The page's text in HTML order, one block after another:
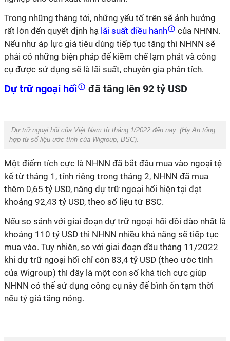
Trong những tháng tới, những yếu tố trên sẽ ảnh hưởng
rất lớn đến quyết định hạ lãi suất điều hành
của NHNN.
Nếu như áp lực giá tiêu dùng tiếp tục tăng thì NHNN sẽ
phải có những biện pháp để kiềm chế lạm phát và công
cụ được sử dụng sẽ là lãi suất, chuyên gia phân tích.
Dự trữ ngoại hối đã tăng lên 92 tỷ USD
Dự trữ ngoại hối của Việt Nam từ tháng 1/2022 đến nay. (Hạ An tổng
hợp từ số liệu ước tính của Wigroup, BSC).
Một điểm tích cực là NHNN đã bắt đầu mua vào ngoại tệ
kể từ tháng 1, tính riêng trong tháng 2, NHNN đã mua
thêm 0,65 tỷ USD, nâng dự trữ ngoại hối hiện tại đạt
khoảng 92,43 tỷ USD, theo số liệu từ BSC.
Nếu so sánh với giai đoạn dự trữ ngoại hối dồi dào nhất là
khoảng 110 tỷ USD thì NHNN nhiều khả năng sẽ tiếp tục
mua vào. Tuy nhiên, so với giai đoạn đầu tháng 11/2022
khi dự trữ ngoại hối chỉ còn 83,4 tỷ USD (theo ước tính
của Wigroup) thì đây là một con số khá tích cực giúp
NHNN có thể sử dụng công cụ này để bình ổn tạm thời
nếu tỷ giá tăng nóng.